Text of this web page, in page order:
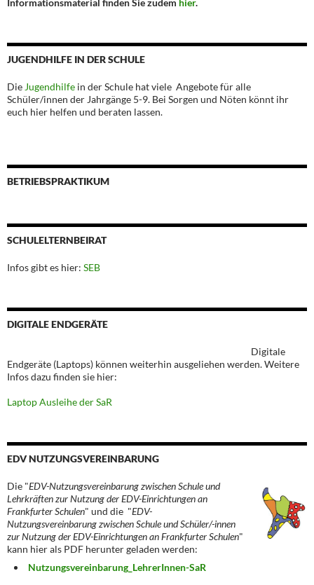
Informationsmaterial finden Sie zudem hier.
JUGENDHILFE IN DER SCHULE
Die Jugendhilfe in der Schule hat viele Angebote für alle
Schüler/innen der Jahrgänge 5-9. Bei Sorgen und Nöten könnt ihr
euch hier helfen und beraten lassen.
BETRIEBSPRAKTIKUM
SCHULELTERNBEIRAT
Infos gibt es hier: SEB
DIGITALE ENDGERÄTE
Digitale
Endgeräte (Laptops) können weiterhin ausgeliehen werden. Weitere
Infos dazu finden sie hier:
Laptop Ausleihe der SaR
EDV NUTZUNGSVEREINBARUNG
Die "EDV-Nutzungsvereinbarung zwischen Schule und
Lehrkräften zur Nutzung der EDV-Einrichtungen an
Frankfurter Schulen" und die "EDV-
Nutzungsvereinbarung zwischen Schule und Schüler/-innen
zur Nutzung der EDV-Einrichtungen an Frankfurter Schulen"
kann hier als PDF herunter geladen werden:
Nutzungsvereinbarung_LehrerInnen-SaR